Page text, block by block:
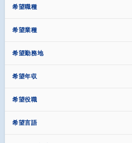
希望職種
希望業種
希望勤務地
希望年収
希望役職
希望言語